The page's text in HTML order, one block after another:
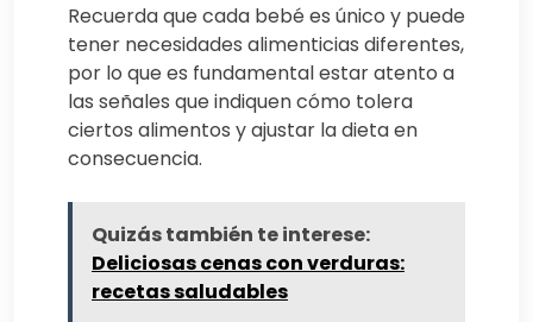
Recuerda que cada bebé es único y puede
tener necesidades alimenticias diferentes,
por lo que es fundamental estar atento a
las señales que indiquen cómo tolera
ciertos alimentos y ajustar la dieta en
consecuencia.
Quizás también te interese:
Deliciosas cenas con verduras:
recetas saludables